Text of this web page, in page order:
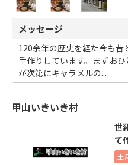
メッセージ
120余年の歴史を経た今も昔
手作りしています。まずお
が次第にキャラメルの...
甲山いきいき村
世
て
土